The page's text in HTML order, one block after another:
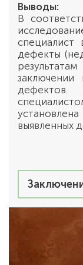
Выводы:
В
специалист
дефекты
заключении
дефектов.
выявленных